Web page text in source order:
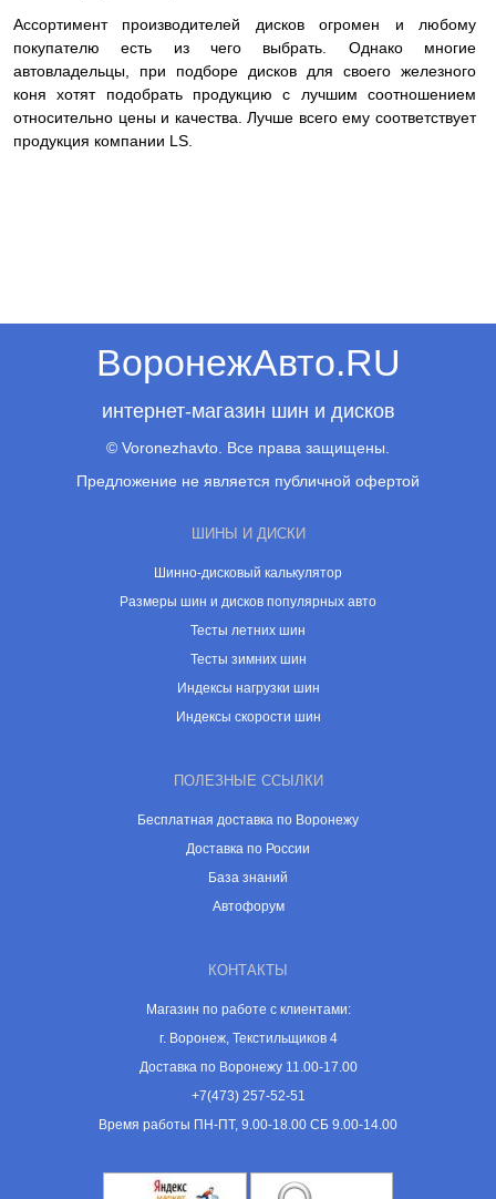
Ассортимент производителей дисков огромен и любому
покупателю есть из чего выбрать. Однако многие
автовладельцы, при подборе дисков для своего железного
коня хотят подобрать продукцию с лучшим соотношением
относительно цены и качества. Лучше всего ему соответствует
продукция компании LS.
ВоронежАвто.RU
интернет-магазин шин и дисков
© Voronezhavto. Все права защищены.
Предложение не является публичной офертой
ШИНЫ И ДИСКИ
Шинно-дисковый калькулятор
Размеры шин и дисков популярных авто
Тесты летних шин
Тесты зимних шин
Индексы нагрузки шин
Индексы скорости шин
ПОЛЕЗНЫЕ ССЫЛКИ
Бесплатная доставка по Воронежу
Доставка по России
База знаний
Автофорум
КОНТАКТЫ
Магазин по работе с клиентами:
г. Воронеж, Текстильщиков 4
Доставка по Воронежу 11.00-17.00
+7(473) 257-52-51
Время работы ПН-ПТ, 9.00-18.00 СБ 9.00-14.00